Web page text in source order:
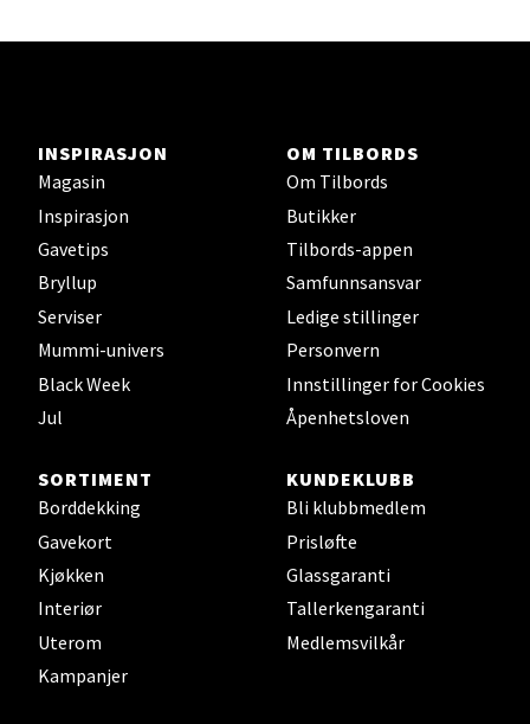
INSPIRASJON
Magasin
Inspirasjon
Gavetips
Bryllup
Serviser
Mummi-univers
Black Week
Jul
OM TILBORDS
Om Tilbords
Butikker
Tilbords-appen
Samfunnsansvar
Ledige stillinger
Personvern
Innstillinger for Cookies
Åpenhetsloven
SORTIMENT
Borddekking
Gavekort
Kjøkken
Interiør
Uterom
Kampanjer
KUNDEKLUBB
Bli klubbmedlem
Prisløfte
Glassgaranti
Tallerkengaranti
Medlemsvilkår
Ski - Thon Senter Ski
0 i butikk
Sortland - Sortland Storsenter
Strangata 26, 8400 Sortland
Steinkjer - Thon Senter Steinkjer